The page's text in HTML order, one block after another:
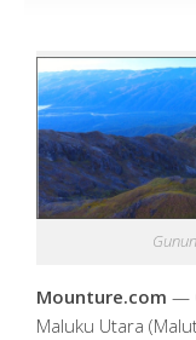
Mounture.com —
Maluku Utara